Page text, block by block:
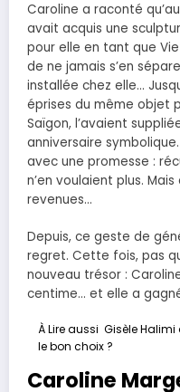
Caroline a raconté
avait acquis une
pour elle en tant que
de ne jamais s’en
installée chez elle…
éprises du même objet
Saïgon, l’avaient
anniversaire
avec une promesse :
n’en voulaient plus.
revenues…
Depuis, ce geste de
regret. Cette fois, pas
nouveau trésor :
centime… et elle a
À Lire aussi Gisèle
le bon choix ?
Caroline